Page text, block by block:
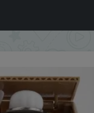
Coin Cat Shape Money